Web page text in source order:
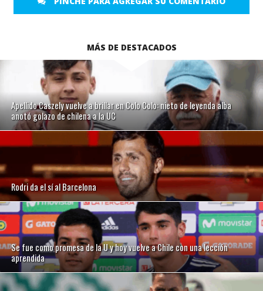
MÁS DE DESTACADOS
Apellido Caszely vuelve a brillar en Colo Colo: nieto de leyenda alba
anotó golazo de chilena a la UC
Rodri da el sí al Barcelona
Se fue como promesa de la U y hoy vuelve a Chile con una lección
aprendida